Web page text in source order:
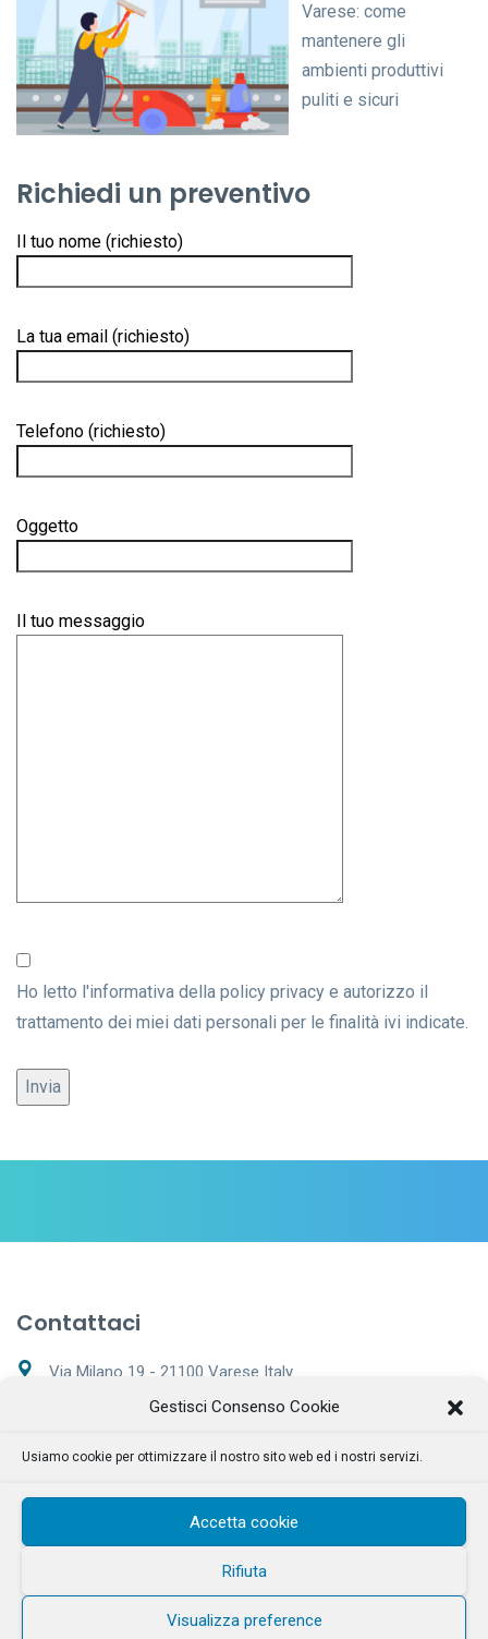
Gestisci Consenso Cookie
Usiamo cookie per ottimizzare il nostro sito web ed i nostri servizi.
Accetta cookie
Rifiuta
Visualizza preference
Varese: come
mantenere gli
ambienti produttivi
puliti e sicuri
Richiedi un preventivo
Il tuo nome (richiesto)
La tua email (richiesto)
Telefono (richiesto)
Oggetto
Il tuo messaggio
Ho letto l'informativa della policy privacy e autorizzo il
trattamento dei miei dati personali per le finalità ivi indicate.
Contattaci
Via Milano 19 - 21100 Varese Italy
info@tecnoclean.net